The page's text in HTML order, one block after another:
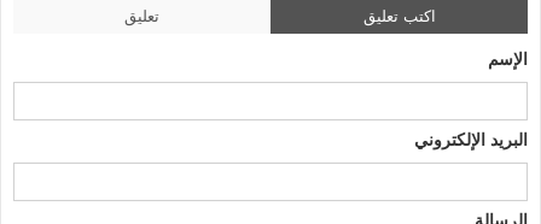
اكتب تعليق تعليق
الإسم
البريد الإلكتروني
الرسالة